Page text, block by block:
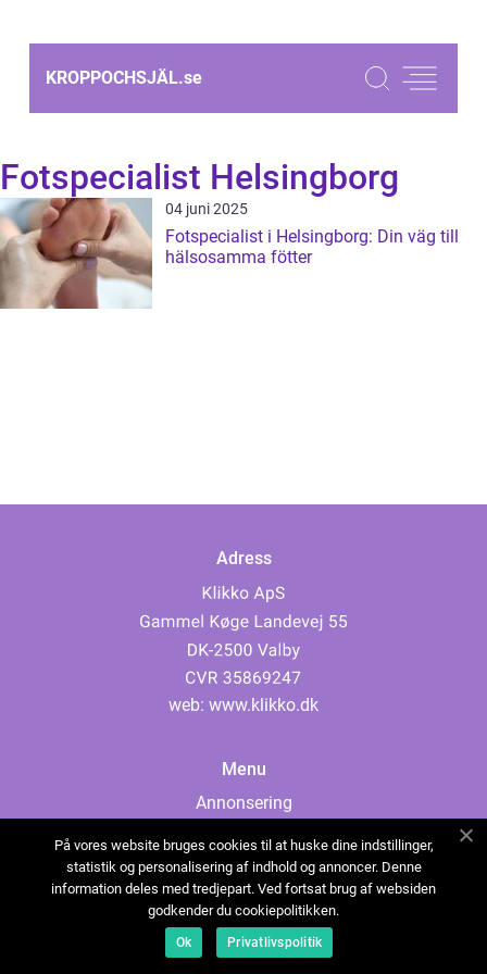
KROPPOCHSJÄL.se
Fotspecialist Helsingborg
04 juni 2025
Fotspecialist i Helsingborg: Din väg till
hälsosamma fötter
Adress
web: www.klikko.dk
Menu
Annonsering
Cookies
Kontakta oss
Sitemap
På vores website bruges cookies til at huske dine indstillinger,
statistik og personalisering af indhold og annoncer. Denne
information deles med tredjepart. Ved fortsat brug af websiden
godkender du cookiepolitikken.
Ok Privatlivspolitik